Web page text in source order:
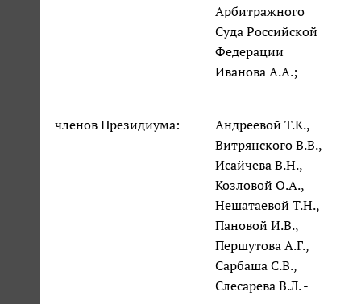
Арбитражного
Суда Российской
Федерации
Иванова А.А.;
членов Президиума:
Андреевой Т.К.,
Витрянского В.В.,
Исайчева В.Н.,
Козловой О.А.,
Нешатаевой Т.Н.,
Пановой И.В.,
Першутова А.Г.,
Сарбаша С.В.,
Слесарева В.Л. -